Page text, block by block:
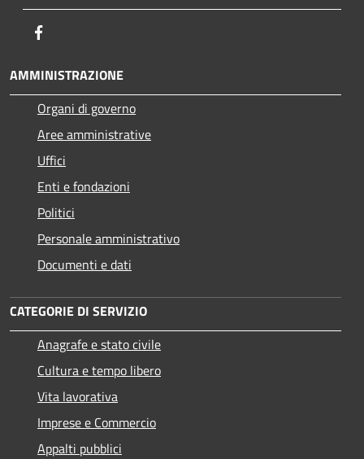
AMMINISTRAZIONE
Organi di governo
Aree amministrative
Uffici
Enti e fondazioni
Politici
Personale amministrativo
Documenti e dati
CATEGORIE DI SERVIZIO
Anagrafe e stato civile
Cultura e tempo libero
Vita lavorativa
Imprese e Commercio
Appalti pubblici